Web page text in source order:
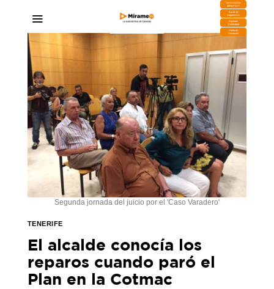
DESCARGA
MIRAPLAY
Buzón de
Sugerencias
Contratar
Publicidad
Contacto
Comercial
Segunda jornada del juicio por el 'Caso Varadero'
TENERIFE
El alcalde conocía los
reparos cuando paró el
Plan en la Cotmac